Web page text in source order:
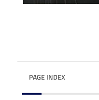
PAGE INDEX